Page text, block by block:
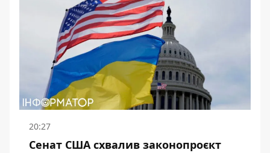
20:27
Сенат США схвалив законопроєкт